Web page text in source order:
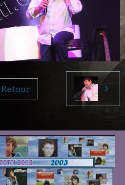
Retour